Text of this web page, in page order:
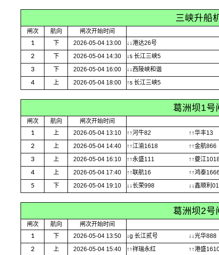
三峡升船
闸次 航向 闸次开始时间
1 下 2026-05-04 13:00 ↓↓港达26号
2 下 2026-05-04 14:30 ↓s 长江三峡5
3 下 2026-05-04 16:00 ↓↓西陵峡和谐
4 上 2026-05-04 18:00 ↑s 长江三峡5
葛洲坝1号
闸次 航向 闸次开始时间
1 上 2026-05-04 13:10 ↑↑河牛82 ↑↑华丰13
2 上 2026-05-04 14:40 ↑↑江渝1618 ↑↑金航866
3 上 2026-05-04 16:10 ↑↑永盛111 ↑↑夔江
4 上 2026-05-04 17:40 ↑↑联航16 ↑↑鸿泰
5 下 2026-05-04 19:10 ↓↓长荣998 ↓↓鑫顺利01
葛洲坝2号
闸次 航向 闸次开始时间
1 下 2026-05-04 13:50 ↓g 长江贰号 ↓↓光华888
2 上 2026-05-04 15:40 ↑↑祥瑞永红 ↑↑港盛